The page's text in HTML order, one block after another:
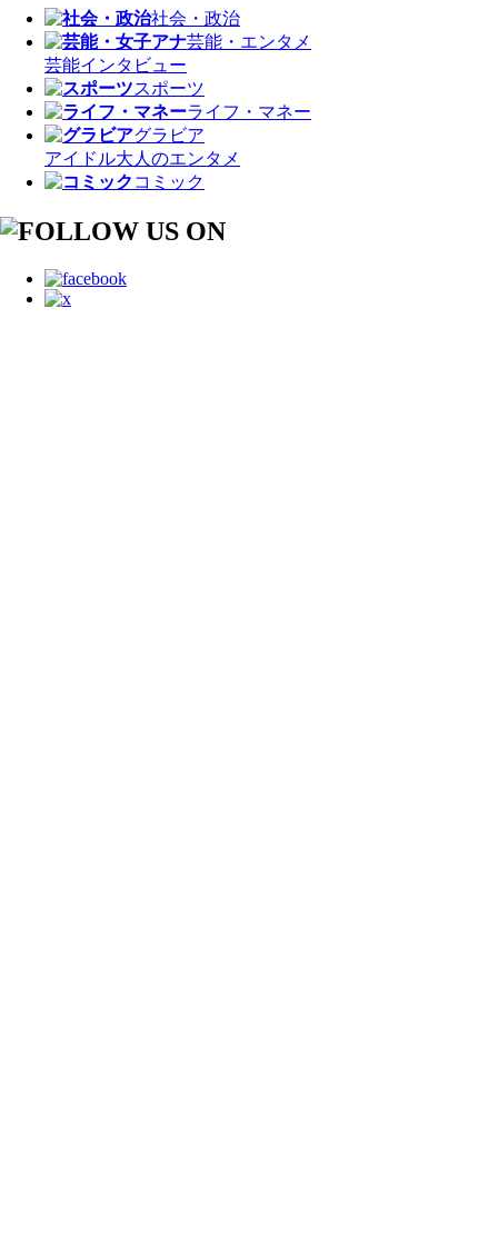
社会・政治
芸能・エンタメ
芸能インタビュー
スポーツ
ライフ・マネー
グラビア
アイドル大人のエンタメ
コミック